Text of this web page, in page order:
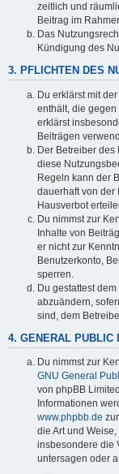
zeitlich und
Beitrag im
Das
Kündigung des
3. PFLICHTEN DES
Du erklärst mit
enthält, die
erklärst
Beiträgen
Der Betreiber des
diese
Regeln kann der
dauerhaft von der
Hausverbot
Du nimmst zur
Inhalte von
er nicht zur
Benutzerkonto,
sperren.
Du gestattest
abzuändern,
sind, dem
4. GENERAL PUBLIC
Du nimmst zur
GNU General
von phpBB
Informationen
www.phpbb.de
die Art und
insbesondere die
untersagen oder